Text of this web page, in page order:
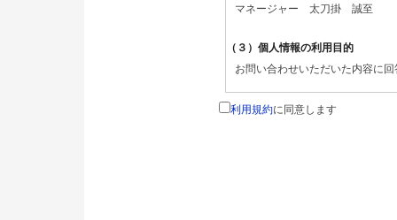
マネージャー 太刀掛 誠至
（３）個人情報の利用目的
お問い合わせいただいた内容に
（４）個人情報の第三者提供につ
利用規約に同意します